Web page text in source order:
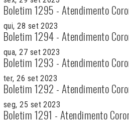
Boletim 1295 - Atendimento
qui, 28 set 2023
Boletim 1294 - Atendimento
qua, 27 set 2023
Boletim 1293 - Atendimento
ter, 26 set 2023
Boletim 1292 - Atendimento
seg, 25 set 2023
Boletim 1291 - Atendimento